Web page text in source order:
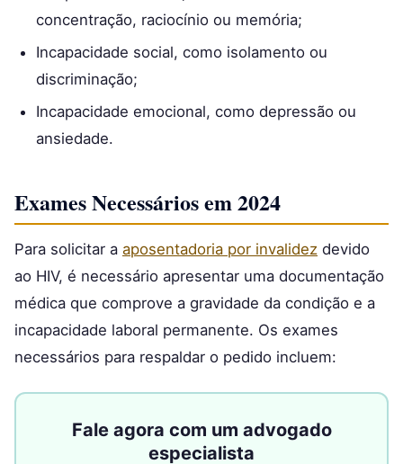
concentração, raciocínio ou memória;
Incapacidade social, como isolamento ou
discriminação;
Incapacidade emocional, como depressão ou
ansiedade.
Exames Necessários em 2024
Para solicitar a aposentadoria por invalidez devido
ao HIV, é necessário apresentar uma documentação
médica que comprove a gravidade da condição e a
incapacidade laboral permanente. Os exames
necessários para respaldar o pedido incluem:
Fale agora com um advogado
especialista